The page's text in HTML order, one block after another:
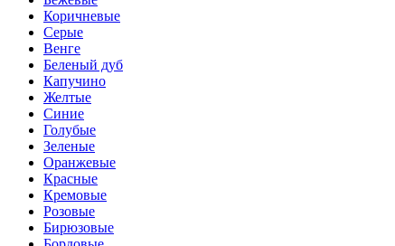
Коричневые
Серые
Венге
Беленый дуб
Капучино
Желтые
Синие
Голубые
Зеленые
Оранжевые
Красные
Кремовые
Розовые
Бирюзовые